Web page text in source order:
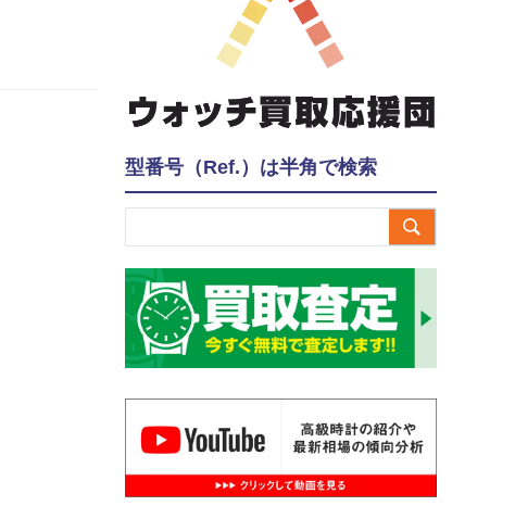
型番号（Ref.）は半角で検索
